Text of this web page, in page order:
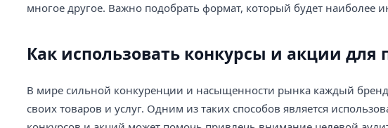
многое другое. Важно подобрать формат, который будет наиболее
Как использовать конкурсы и акции
В мире сильной конкуренции и насыщенности рынка каждый
своих товаров и услуг. Одним из таких способов является